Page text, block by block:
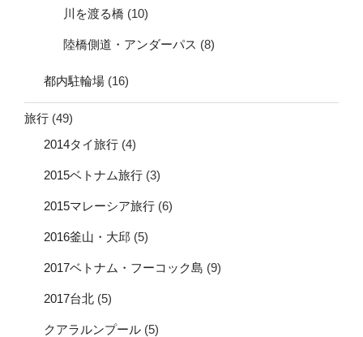
川を渡る橋 (10)
陸橋側道・アンダーパス (8)
都内駐輪場 (16)
旅行 (49)
2014タイ旅行 (4)
2015ベトナム旅行 (3)
2015マレーシア旅行 (6)
2016釜山・大邱 (5)
2017ベトナム・フーコック島 (9)
2017台北 (5)
クアラルンプール (5)